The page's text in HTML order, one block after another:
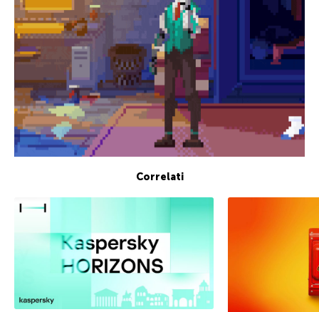
Correlati